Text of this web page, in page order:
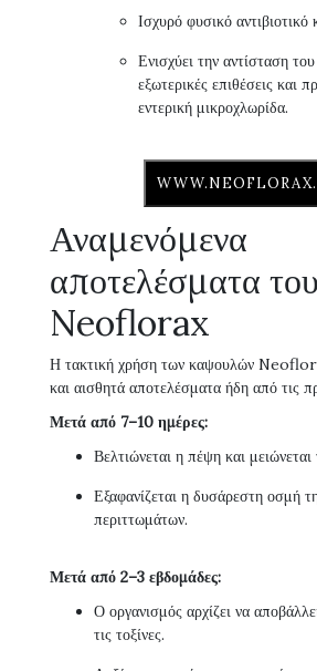
Ισχυρό φυσικό αντιβιοτικό
Ενισχύει την αντίσταση
εξωτερικές επιθέσεις και
εντερική μικροχλωρίδα.
Αναμενόμενα
αποτελέσματα του
Neoflorax
Η τακτική χρήση των καψουλών
και αισθητά αποτελέσματα ήδη από τις
Μετά από 7–10 ημέρες:
Βελτιώνεται η πέψη και
Εξαφανίζεται η δυσάρεστη οσμή
περιττωμάτων.
Μετά από 2–3 εβδομάδες:
Ο οργανισμός αρχίζει να
τις τοξίνες.